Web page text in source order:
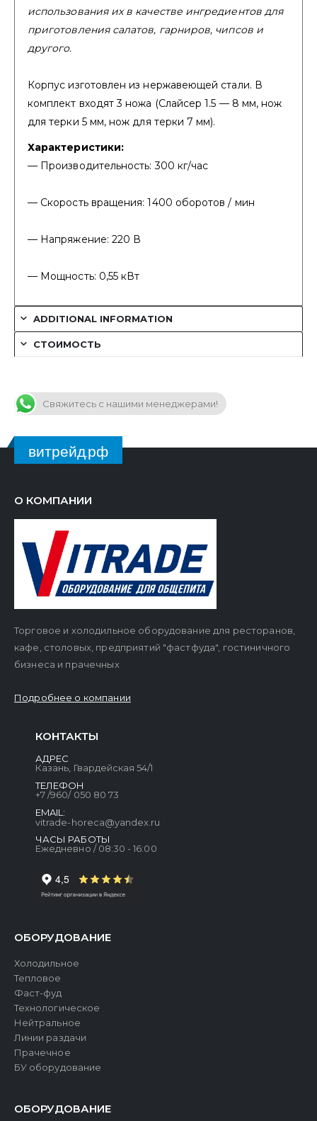
использования их в качестве ингредиентов для
приготовления салатов, гарниров, чипсов и
другого.
Корпус изготовлен из нержавеющей стали. В
комплект входят 3 ножа (Слайсер 1.5 — 8 мм, нож
для терки 5 мм, нож для терки 7 мм).
Характеристики:
— Производительность: 300 кг/час
— Скорость вращения: 1400 оборотов / мин
— Напряжение: 220 В
— Мощность: 0,55 кВт
ADDITIONAL INFORMATION
СТОИМОСТЬ
Свяжитесь с нашими менеджерами!
витрейд.рф
О КОМПАНИИ
Торговое и холодильное оборудование для ресторанов,
кафе, столовых, предприятий "фастфуда", гостиничного
бизнеса и прачечных
Подробнее о компании
КОНТАКТЫ
АДРЕС
Казань, Гвардейская 54/1
ТЕЛЕФОН
+7 /960/ 050 80 73
EMAIL:
vitrade-horeca@yandex.ru
ЧАСЫ РАБОТЫ
Ежедневно / 08:30 - 16:00
ОБОРУДОВАНИЕ
Холодильное
Тепловое
Фаст-фуд
Технологическое
Нейтральное
Линии раздачи
Прачечное
БУ оборудование
ОБОРУДОВАНИЕ